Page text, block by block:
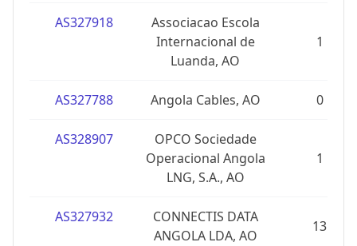
AS327918
Associacao Escola
Internacional de
Luanda, AO
1
AS327788 Angola Cables, AO 0
AS328907
OPCO Sociedade
Operacional Angola
LNG, S.A., AO
1
AS327932
CONNECTIS DATA
ANGOLA LDA, AO
13